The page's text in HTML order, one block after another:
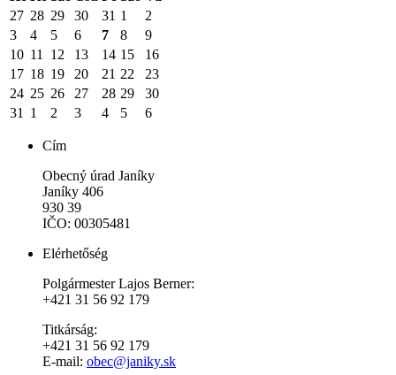
27 28 29 30 31 1
2
3
4 5 6 7 8
9
10 11 12 13 14 15
16
17 18 19 20 21 22
23
24 25 26 27 28 29
30
31
1 2 3 4 5 6
Cím
Obecný úrad Janíky
Janíky 406
930 39
IČO: 00305481
Elérhetőség
Polgármester Lajos Berner:
+421 31 56 92 179
Titkárság:
+421 31 56 92 179
E-mail: obec@janiky.sk